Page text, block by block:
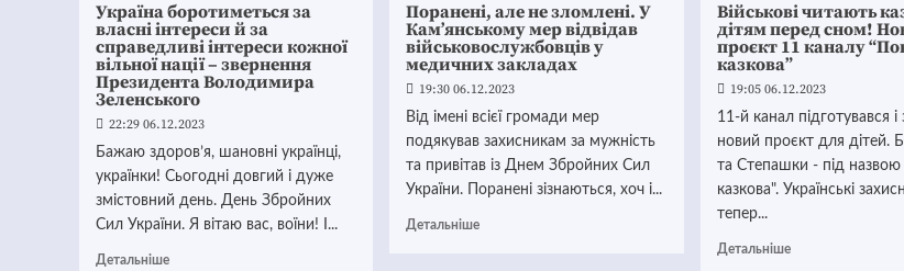
Україна боротиметься за
власні інтереси й за
справедливі інтереси кожної
вільної нації – звернення
Президента Володимира
Зеленського
22:29 06.12.2023
Бажаю здоров’я, шановні українці,
українки! Сьогодні довгий і дуже
змістовний день. День Збройних
Сил України. Я вітаю вас, воїни! І...
Детальніше
Поранені, але не зломлені. У
Кам’янському мер відвідав
військовослужбовців у
медичних закладах
19:30 06.12.2023
Від імені всієї громади мер
подякував захисникам за мужність
та привітав із Днем Збройних Сил
України. Поранені зізнаються, хоч і...
Детальніше
Військові читають
дітям перед сном!
проєкт 11 каналу
казкова”
19:05 06.12.2023
11-й канал підготувався і
новий проєкт для дітей.
та Степашки - під
казкова". Українські
тепер...
Детальніше